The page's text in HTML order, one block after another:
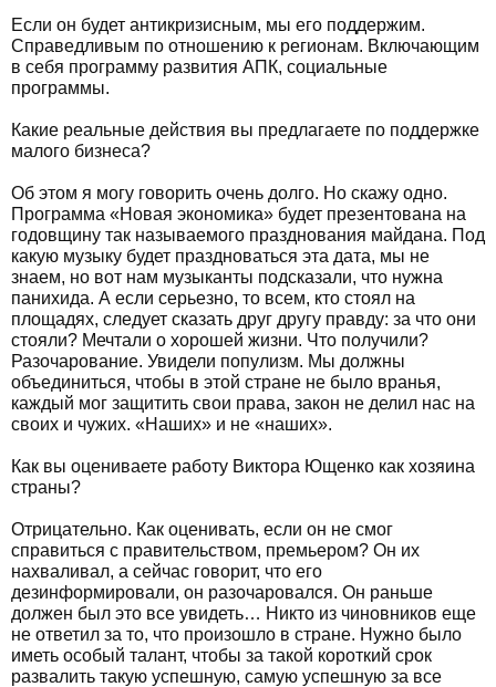
Если он будет антикризисным, мы его поддержим.
Справедливым по отношению к регионам. Включающим
в себя программу развития АПК, социальные
программы.
Какие реальные действия вы предлагаете по поддержке
малого бизнеса?
Об этом я могу говорить очень долго. Но скажу одно.
Программа «Новая экономика» будет презентована на
годовщину так называемого празднования майдана. Под
какую музыку будет праздноваться эта дата, мы не
знаем, но вот нам музыканты подсказали, что нужна
панихида. А если серьезно, то всем, кто стоял на
площадях, следует сказать друг другу правду: за что они
стояли? Мечтали о хорошей жизни. Что получили?
Разочарование. Увидели популизм. Мы должны
объединиться, чтобы в этой стране не было вранья,
каждый мог защитить свои права, закон не делил нас на
своих и чужих. «Наших» и не «наших».
Как вы оцениваете работу Виктора Ющенко как хозяина
страны?
Отрицательно. Как оценивать, если он не смог
справиться с правительством, премьером? Он их
нахваливал, а сейчас говорит, что его
дезинформировали, он разочаровался. Он раньше
должен был это все увидеть… Никто из чиновников еще
не ответил за то, что произошло в стране. Нужно было
иметь особый талант, чтобы за такой короткий срок
развалить такую успешную, самую успешную за все